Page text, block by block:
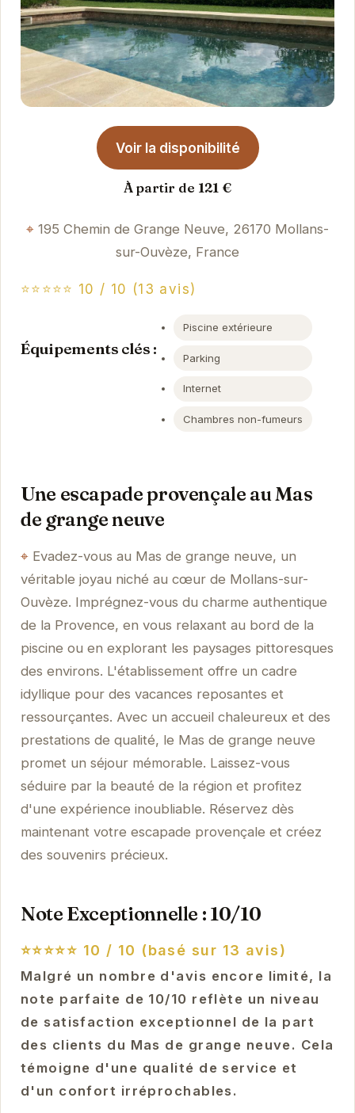
Voir la disponibilité
À partir de 121 €
195 Chemin de Grange Neuve, 26170 Mollans-
sur-Ouvèze, France
⭐⭐⭐⭐⭐ 10 / 10 (13 avis)
Équipements clés :
Piscine extérieure
Parking
Internet
Chambres non-fumeurs
Une escapade provençale au Mas
de grange neuve
Evadez-vous au Mas de grange neuve, un
véritable joyau niché au cœur de Mollans-sur-
Ouvèze. Imprégnez-vous du charme authentique
de la Provence, en vous relaxant au bord de la
piscine ou en explorant les paysages pittoresques
des environs. L'établissement offre un cadre
idyllique pour des vacances reposantes et
ressourçantes. Avec un accueil chaleureux et des
prestations de qualité, le Mas de grange neuve
promet un séjour mémorable. Laissez-vous
séduire par la beauté de la région et profitez
d'une expérience inoubliable. Réservez dès
maintenant votre escapade provençale et créez
des souvenirs précieux.
Note Exceptionnelle : 10/10
⭐⭐⭐⭐⭐ 10 / 10 (basé sur 13 avis)
Malgré un nombre d'avis encore limité, la
note parfaite de 10/10 reflète un niveau
de satisfaction exceptionnel de la part
des clients du Mas de grange neuve. Cela
témoigne d'une qualité de service et
d'un confort irréprochables.